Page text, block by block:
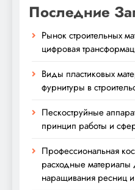
Последние
Рынок строительных
цифровая
Виды пластиковых
фурнитуры в
Пескоструйные
принцип работы и
Профессиональная
расходные материалы
наращивания ресниц